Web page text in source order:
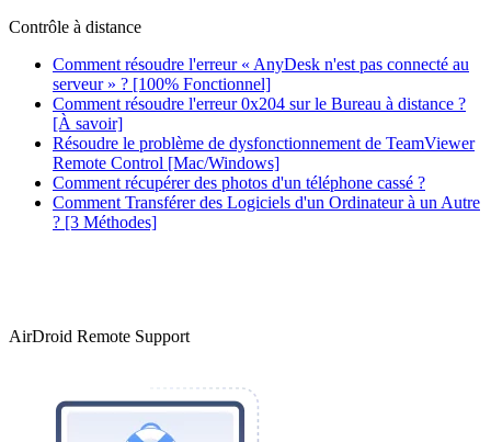
Contrôle à distance
Comment résoudre l'erreur « AnyDesk n'est pas connecté au
serveur » ? [100% Fonctionnel]
Comment résoudre l'erreur 0x204 sur le Bureau à distance ?
[À savoir]
Résoudre le problème de dysfonctionnement de TeamViewer
Remote Control [Mac/Windows]
Comment récupérer des photos d'un téléphone cassé ?
Comment Transférer des Logiciels d'un Ordinateur à un Autre
? [3 Méthodes]
AirDroid Remote Support